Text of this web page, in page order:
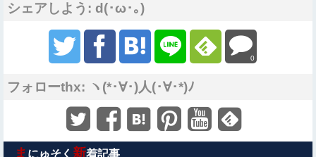
シェアしよう: d(･ω･｡)
0
フォローthx: ヽ(*･∀･)人(･∀･*)ﾉ
ま にゅそく 新着記事